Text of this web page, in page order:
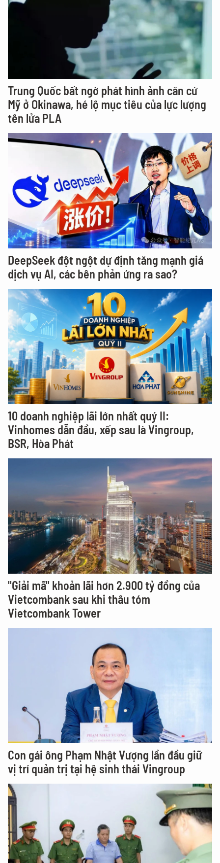
Trung Quốc bất ngờ phát hình ảnh căn cứ
Mỹ ở Okinawa, hé lộ mục tiêu của lực lượng
tên lửa PLA
DeepSeek đột ngột dự định tăng mạnh giá
dịch vụ AI, các bên phản ứng ra sao?
10 doanh nghiệp lãi lớn nhất quý II:
Vinhomes dẫn đầu, xếp sau là Vingroup,
BSR, Hòa Phát
"Giải mã" khoản lãi hơn 2.900 tỷ đồng của
Vietcombank sau khi thâu tóm
Vietcombank Tower
Con gái ông Phạm Nhật Vượng lần đầu giữ
vị trí quản trị tại hệ sinh thái Vingroup